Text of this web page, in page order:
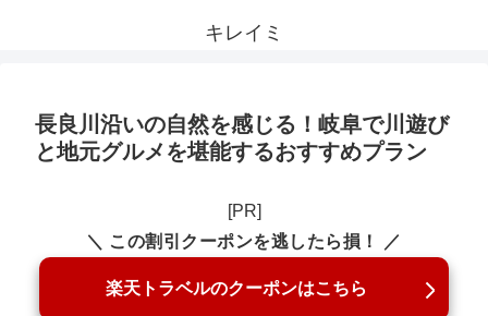
キレイミ
長良川沿いの自然を感じる！岐阜で川遊び
と地元グルメを堪能するおすすめプラン
[PR]
＼ この割引クーポンを逃したら損！ ／
楽天トラベルのクーポンはこちら